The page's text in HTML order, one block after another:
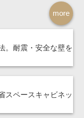
more
。耐震・安全な壁を
スペースキャビネッ